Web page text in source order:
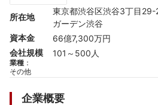
所在地
東京都渋谷区渋谷3丁目29-
ガーデン渋谷
資本金
66億7,300万円
会社規模
101～500人
業種 ：
その他
企業概要